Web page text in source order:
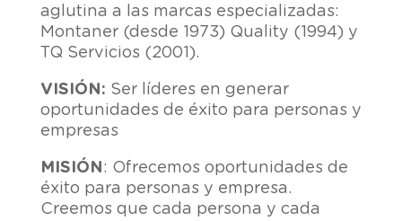
aglutina a las marcas especializadas:
Montaner (desde 1973) Quality (1994) y
TQ Servicios (2001).
VISIÓN: Ser líderes en generar
oportunidades de éxito para personas y
empresas
MISIÓN: Ofrecemos oportunidades de
éxito para personas y empresa.
Creemos que cada persona y cada